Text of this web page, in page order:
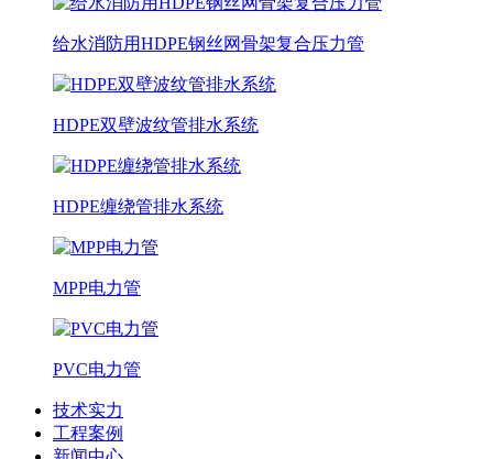
给水消防用HDPE钢丝网骨架复合压力管
HDPE双壁波纹管排水系统
HDPE缠绕管排水系统
MPP电力管
PVC电力管
技术实力
工程案例